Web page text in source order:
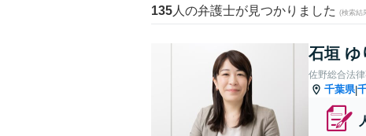
135 人の弁護士が見つかりました (検索結
石垣 ゆ
佐野総合法
千葉県|